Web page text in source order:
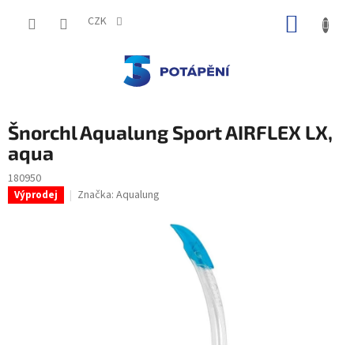
CZK
Šnorchl Aqualung Sport AIRFLEX LX,
aqua
180950
Výprodej Značka: Aqualung